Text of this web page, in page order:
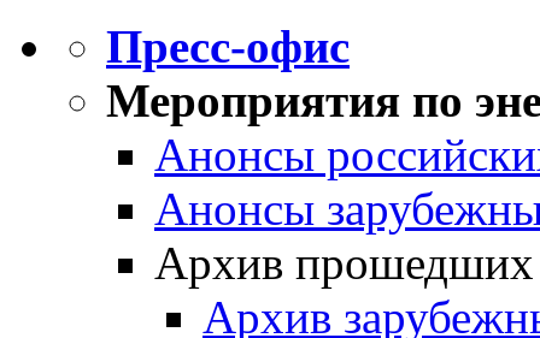
Пресс-офис
Мероприятия по
Анонсы
Анонсы
Архив прошедших
Архив